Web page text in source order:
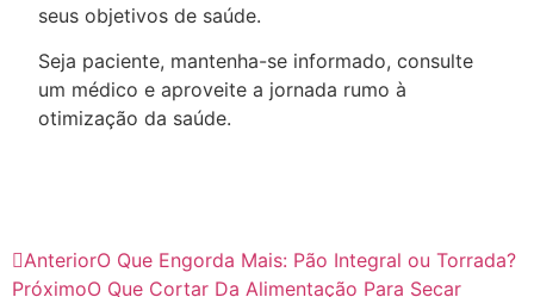
seus objetivos de saúde.
Seja paciente, mantenha-se informado, consulte
um médico e aproveite a jornada rumo à
otimização da saúde.
AnteriorO Que Engorda Mais: Pão Integral ou Torrada?
PróximoO Que Cortar Da Alimentação Para Secar